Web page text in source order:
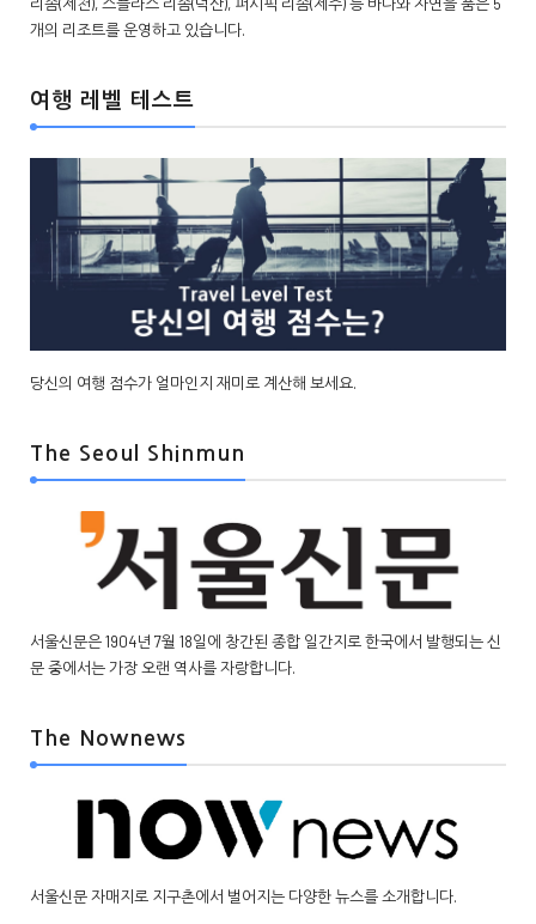
개의 리조트를 운영하고 있습니다.
여행 레벨 테스트
당신의 여행 점수가 얼마인지 재미로 계산해 보세요.
The Seoul Shinmun
서울신문은 1904년 7월 18일에 창간된 종합 일간지로 한국에서 발행되는 신
문 중에서는 가장 오랜 역사를 자랑합니다.
The Nownews
서울신문 자매지로 지구촌에서 벌어지는 다양한 뉴스를 소개합니다.